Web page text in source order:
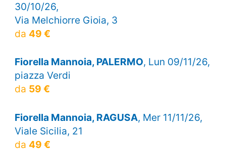
30/10/26,
Via Melchiorre Gioia, 3
da 49 €
Fiorella Mannoia, PALERMO, Lun 09/11/26,
piazza Verdi
da 59 €
Fiorella Mannoia, RAGUSA, Mer 11/11/26,
Viale Sicilia, 21
da 49 €